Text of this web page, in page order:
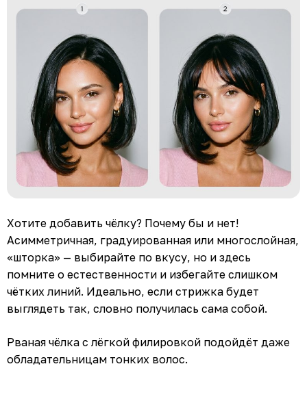
Хотите добавить чёлку? Почему бы и нет!
Асимметричная, градуированная или многослойная,
«шторка» — выбирайте по вкусу, но и здесь
помните о естественности и избегайте слишком
чётких линий. Идеально, если стрижка будет
выглядеть так, словно получилась сама собой.
Рваная чёлка с лёгкой филировкой подойдёт даже
обладательницам тонких волос.